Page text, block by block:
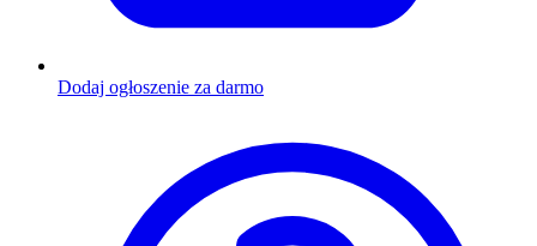
Dodaj ogłoszenie za darmo